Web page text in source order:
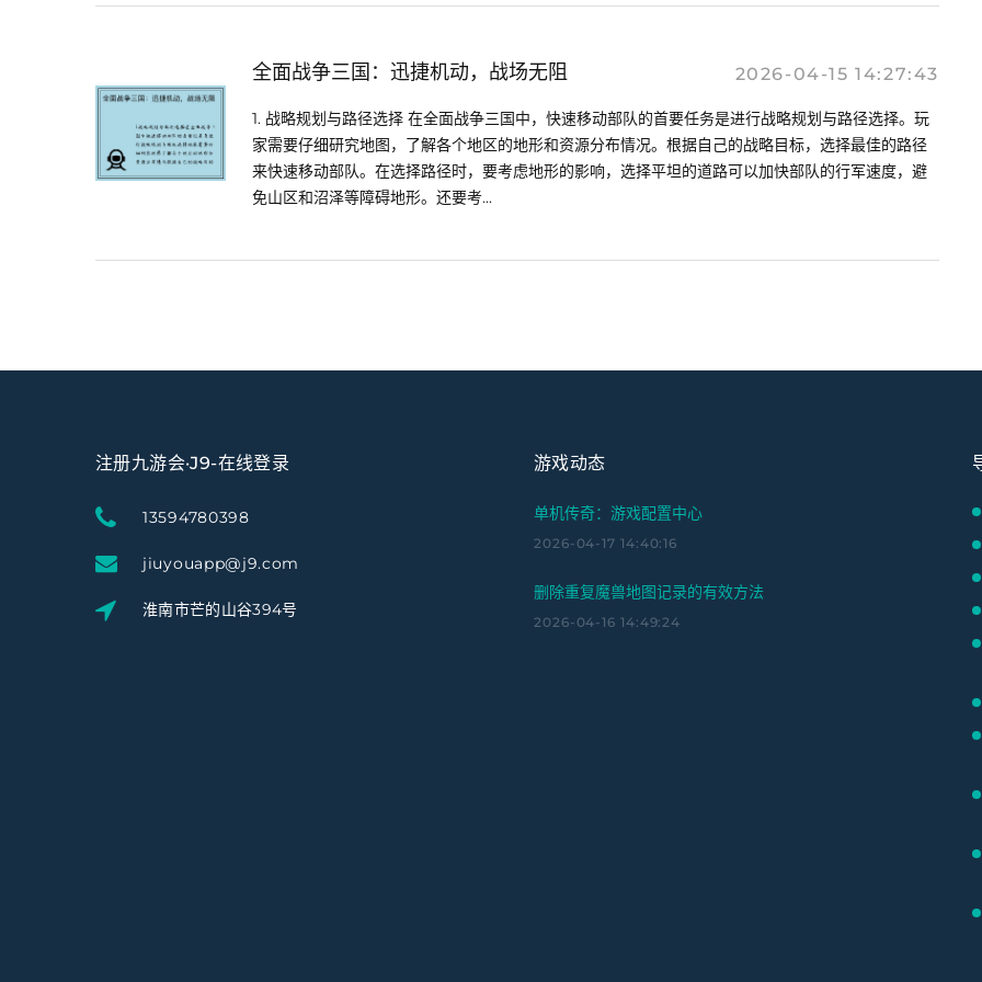
全面战争三国：迅捷机动，战场无阻 2026-04-15 14:27:43
1. 战略规划与路径选择 在全面战争三国中，快速移动部队的首要任务是进行战略规划与路径选择。玩
家需要仔细研究地图，了解各个地区的地形和资源分布情况。根据自己的战略目标，选择最佳的路径
来快速移动部队。在选择路径时，要考虑地形的影响，选择平坦的道路可以加快部队的行军速度，避
免山区和沼泽等障碍地形。还要考...
注册九游会·J9-在线登录
13594780398
jiuyouapp@j9.com
淮南市芒的山谷394号
游戏动态
单机传奇：游戏配置中心
2026-04-17 14:40:16
删除重复魔兽地图记录的有效方法
2026-04-16 14:49:24